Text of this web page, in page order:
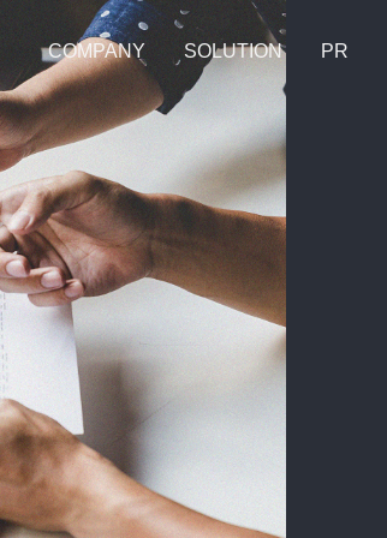
COMPANY SOLUTION PR